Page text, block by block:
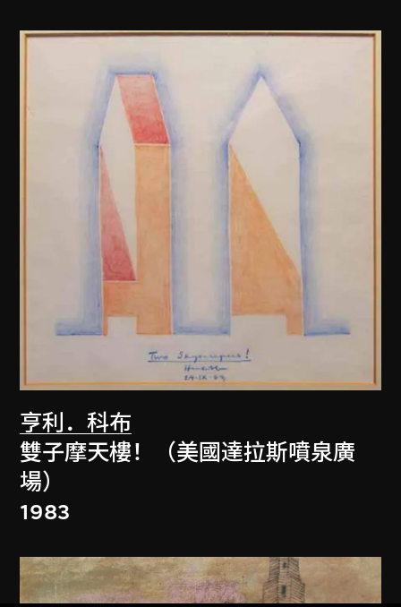
亨利．科布
雙子摩天樓！（美國達拉斯噴泉廣
場）
1983